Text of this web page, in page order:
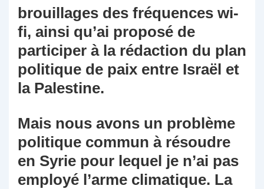
brouillages des fréquences wi-
fi, ainsi qu’ai proposé de
participer à la rédaction du plan
politique de paix entre Israël et
la Palestine.
Mais nous avons un problème
politique commun à résoudre
en Syrie pour lequel je n’ai pas
employé l’arme climatique. La